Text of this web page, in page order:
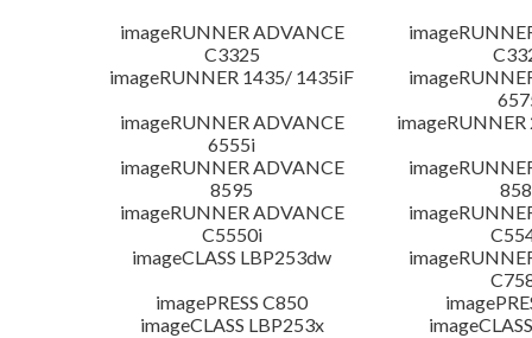
imageRUNNER ADVANCE
C3325
imageRUNNER 1435/ 1435iF
imageRUNNER ADVANCE
6555i
imageRUNNER ADVANCE
8595
imageRUNNER ADVANCE
C5550i
imageCLASS LBP253dw
imagePRESS C850
imageCLASS LBP253x